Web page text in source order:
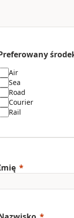
Air
Sea
Road
Courier
Rail